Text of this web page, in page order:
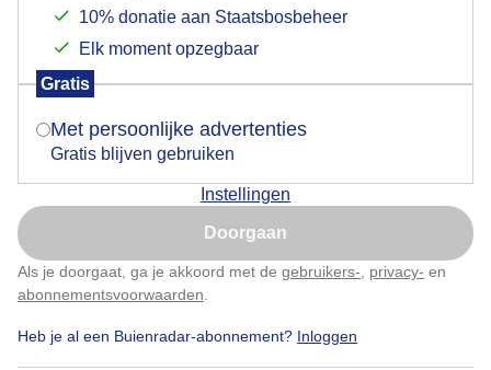
10% donatie aan Staatsbosbeheer
Elk moment opzegbaar
Gratis
Met persoonlijke advertenties
Gratis blijven gebruiken
Instellingen
Doorgaan
Als je doorgaat, ga je akkoord met de gebruikers- privacy- en
abonnementsvoorwaarden
Heb je al een Buienradar-abonnement? Inloggen
Zonnig, helder, stevige windvlagen aan de Costa
Blanca
Door: ria brasser Gemaakt: 06-02-2026, 33x bekeken
verschijnt er zo een pop-up uit je browser waarin
Is goed, toon de popup
Nu niet, misschien later
Klik hierom dit aan te passen